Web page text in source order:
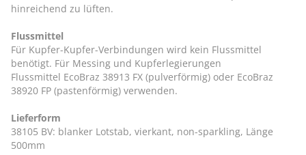
hinreichend zu lüften.
Flussmittel
Für Kupfer-Kupfer-Verbindungen wird kein Flussmittel
benötigt. Für Messing und Kupferlegierungen
Flussmittel EcoBraz 38913 FX (pulverförmig) oder EcoBraz
38920 FP (pastenförmig) verwenden.
Lieferform
38105 BV: blanker Lotstab, vierkant, non-sparkling, Länge
500mm